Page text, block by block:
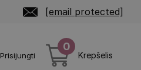
[email protected]
Prisijungti
0
Krepšelis